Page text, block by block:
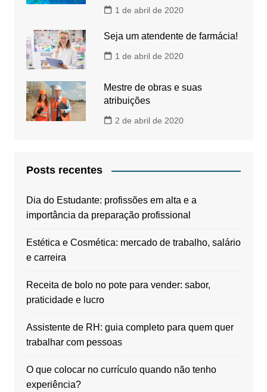
1 de abril de 2020
Seja um atendente de farmácia!
1 de abril de 2020
Mestre de obras e suas
atribuições
2 de abril de 2020
Posts recentes
Dia do Estudante: profissões em alta e a
importância da preparação profissional
Estética e Cosmética: mercado de trabalho, salário
e carreira
Receita de bolo no pote para vender: sabor,
praticidade e lucro
Assistente de RH: guia completo para quem quer
trabalhar com pessoas
O que colocar no currículo quando não tenho
experiência?